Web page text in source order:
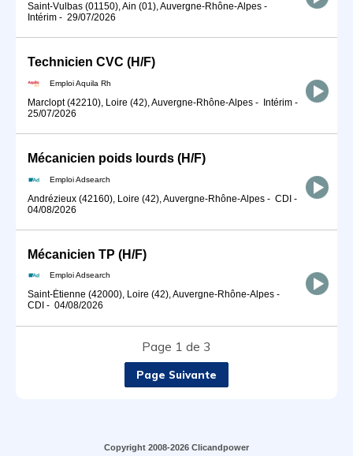
Saint-Vulbas (01150), Ain (01), Auvergne-Rhône-Alpes -
Intérim - 29/07/2026
Technicien CVC (H/F)
Emploi Aquila Rh
Marclopt (42210), Loire (42), Auvergne-Rhône-Alpes - Intérim -
25/07/2026
Mécanicien poids lourds (H/F)
Emploi Adsearch
Andrézieux (42160), Loire (42), Auvergne-Rhône-Alpes - CDI -
04/08/2026
Mécanicien TP (H/F)
Emploi Adsearch
Saint-Étienne (42000), Loire (42), Auvergne-Rhône-Alpes -
CDI - 04/08/2026
Page 1 de 3
Page Suivante
Copyright 2008-2026 Clicandpower